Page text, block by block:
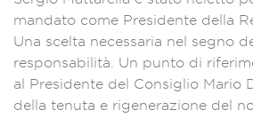
mandato come Presidente della
Una scelta necessaria nel segno
responsabilità. Un punto di
al Presidente del Consiglio Mario
della tenuta e rigenerazione del